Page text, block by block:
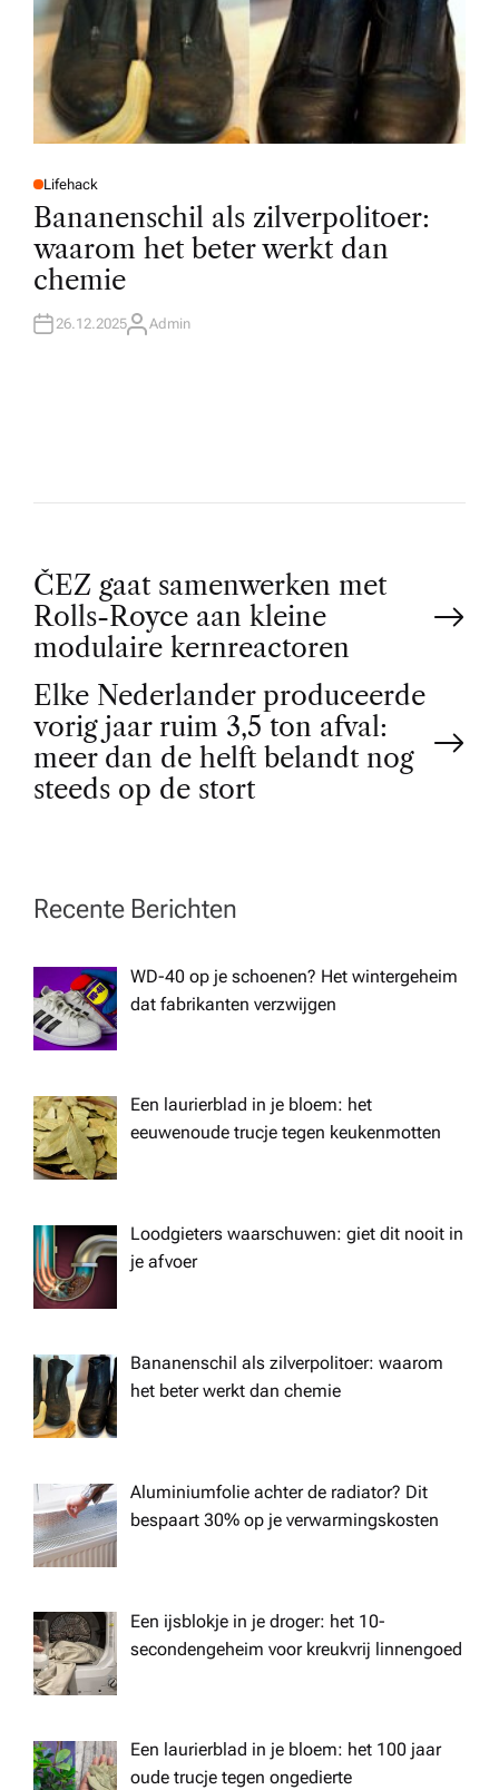
P
O
T
E
D
I
N
Lifehack
Bananenschil als zilverpolitoer:
waarom het beter werkt dan
chemie
26.12.2025A
Admin
P
o
s
t
a
i
g
a
t
i
o
n
ČEZ gaat samenwerken met
Rolls-Royce aan kleine
modulaire kernreactoren
Elke Nederlander produceerde
vorig jaar ruim 3,5 ton afval:
meer dan de helft belandt nog
steeds op de stort
Recente Berichten
WD-40 op je schoenen? Het wintergeheim
dat fabrikanten verzwijgen
Een laurierblad in je bloem: het
eeuwenoude trucje tegen keukenmotten
Loodgieters waarschuwen: giet dit nooit in
je afvoer
Bananenschil als zilverpolitoer: waarom
het beter werkt dan chemie
Aluminiumfolie achter de radiator? Dit
bespaart 30% op je verwarmingskosten
Een ijsblokje in je droger: het 10-
secondengeheim voor kreukvrij linnengoed
Een laurierblad in je bloem: het 100 jaar
oude trucje tegen ongedierte